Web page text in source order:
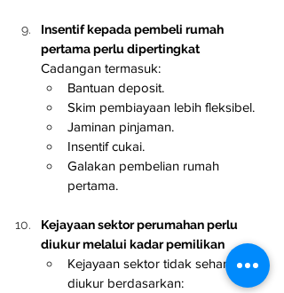
Insentif kepada pembeli rumah
pertama perlu dipertingkat
Cadangan termasuk:
Bantuan deposit.
Skim pembiayaan lebih fleksibel.
Jaminan pinjaman.
Insentif cukai.
Galakan pembelian rumah
pertama.
Kejayaan sektor perumahan perlu
diukur melalui kadar pemilikan
Kejayaan sektor tidak seharusnya
diukur berdasarkan: